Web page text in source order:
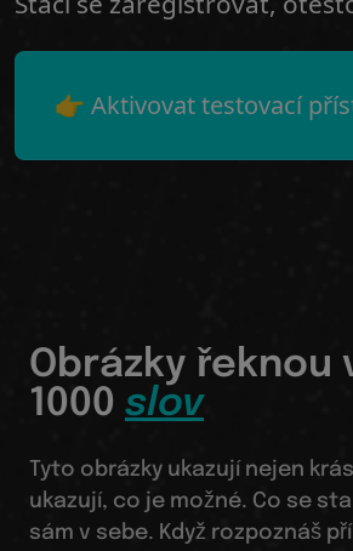
👉 Aktivovat testovací
Obrázky řeknou
1000 slov
Tyto obrázky ukazují nejen
ukazují, co je možné. Co se
sám v sebe. Když rozpoznáš